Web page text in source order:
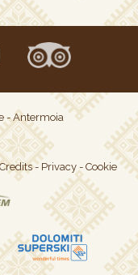
- Antermoia
Credits- Privacy- Cookie